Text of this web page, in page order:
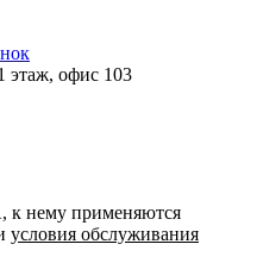
этаж, офис 103
к нему применяются
условия обслуживания